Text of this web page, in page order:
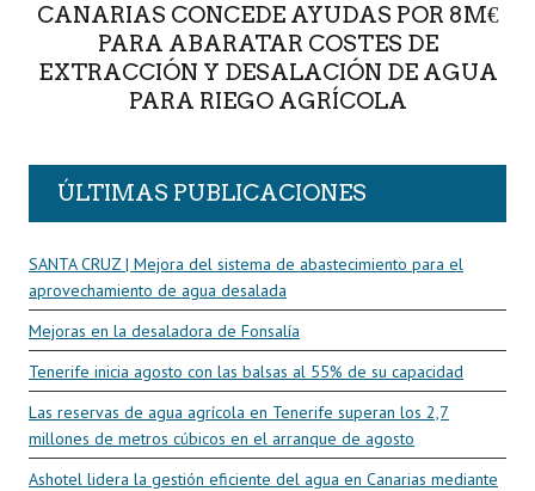
CANARIAS CONCEDE AYUDAS POR 8M€
PARA ABARATAR COSTES DE
EXTRACCIÓN Y DESALACIÓN DE AGUA
PARA RIEGO AGRÍCOLA
ÚLTIMAS PUBLICACIONES
SANTA CRUZ | Mejora del sistema de abastecimiento para el
aprovechamiento de agua desalada
Mejoras en la desaladora de Fonsalía
Tenerife inicia agosto con las balsas al 55% de su capacidad
Las reservas de agua agrícola en Tenerife superan los 2,7
millones de metros cúbicos en el arranque de agosto
Ashotel lidera la gestión eficiente del agua en Canarias mediante